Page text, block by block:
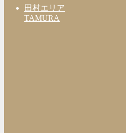
田村エリア
TAMURA